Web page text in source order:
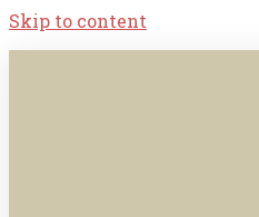
Skip to content